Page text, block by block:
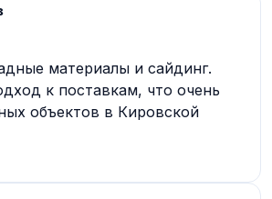
материалы и сайдинг.
к поставкам, что очень
объектов в Кировской